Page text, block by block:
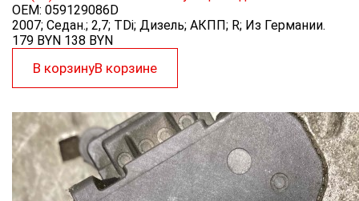
OEM: 059129086D
2007; Седан.; 2,7; TDi; Дизель; АКПП; R; Из Германии.
179 BYN 138 BYN
В корзинуВ корзине